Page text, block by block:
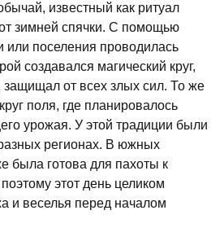
известный как ритуал
зимней спячки. С помощью
или поселения проводилась
создавался магический круг,
защищал от всех злых сил. То же
поля, где планировалось
урожая. У этой традиции были
регионах. В южных
была готова для пахоты к
этот день целиком
и веселья перед началом